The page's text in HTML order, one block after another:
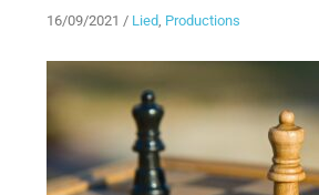
16/09/2021 / Lied, Productions